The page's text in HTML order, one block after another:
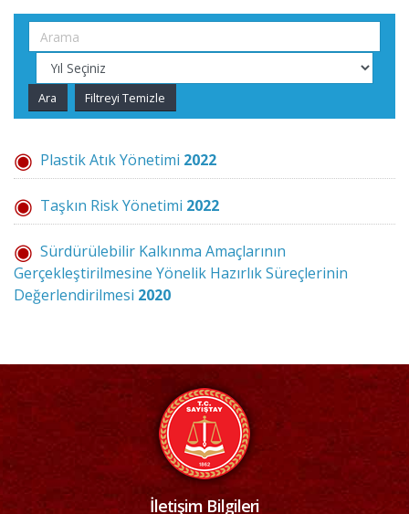
Ara Filtreyi Temizle
Plastik Atık Yönetimi 2022
Taşkın Risk Yönetimi 2022
Sürdürülebilir Kalkınma Amaçlarının
Gerçekleştirilmesine Yönelik Hazırlık Süreçlerinin
Değerlendirilmesi 2020
İletişim Bilgileri